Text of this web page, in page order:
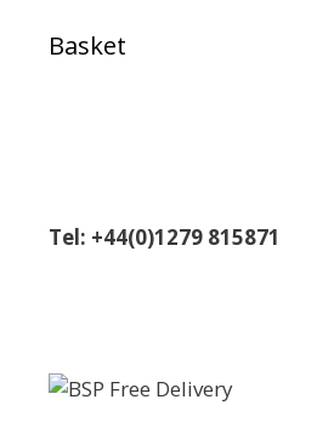
Basket
Tel: +44(0)1279 815871